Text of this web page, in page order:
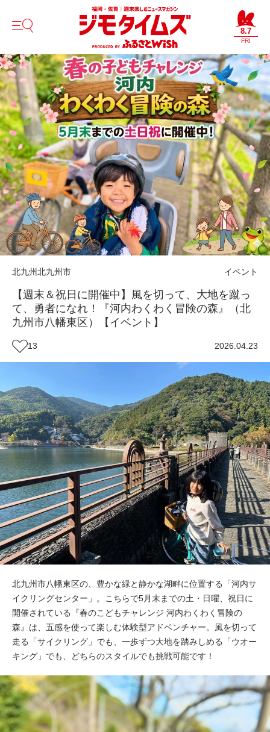
8.7
FRI
北九州北九州市 イベント
【週末＆祝日に開催中】風を切って、大地を蹴っ
て、勇者になれ！『河内わくわく冒険の森』（北
九州市八幡東区）【イベント】
13 2026.04.23
北九州市八幡東区の、豊かな緑と静かな湖畔に位置する「河内サ
イクリングセンター」。こちらで5月末までの土・日曜、祝日に
開催されている『春のこどもチャレンジ 河内わくわく冒険の
森』は、五感を使って楽しむ体験型アドベンチャー。風を切って
走る「サイクリング」でも、一歩ずつ大地を踏みしめる「ウオー
キング」でも、どちらのスタイルでも挑戦可能です！